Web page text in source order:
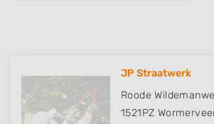
JP Straatwerk
Roode
1521PZ